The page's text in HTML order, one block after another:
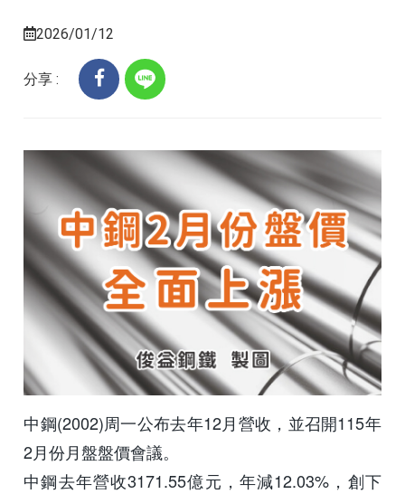
2026/01/12
分享 :
中鋼(2002)周一公布去年12月營收，並召開115年
2月份月盤盤價會議。
中鋼去年營收3171.55億元，年減12.03%，創下